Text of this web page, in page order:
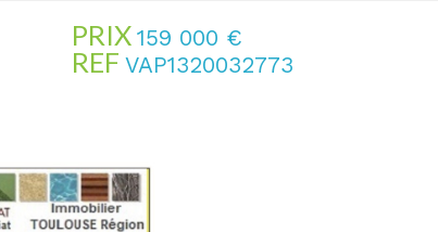
PRIX 159 000 €
REF VAP1320032773